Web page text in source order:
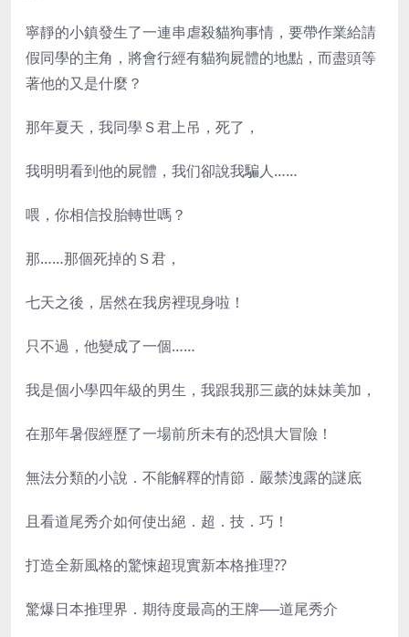
寧靜的小鎮發生了一連串虐殺貓狗事情，要帶作業給請
假同學的主角，將會行經有貓狗屍體的地點，而盡頭等
著他的又是什麼？
那年夏天，我同學Ｓ君上吊，死了，
我明明看到他的屍體，我们卻說我騙人……
喂，你相信投胎轉世嗎？
那……那個死掉的Ｓ君，
七天之後，居然在我房裡現身啦！
只不過，他變成了一個……
我是個小學四年級的男生，我跟我那三歲的妹妹美加，
在那年暑假經歷了一場前所未有的恐惧大冒險！
無法分類的小說．不能解釋的情節．嚴禁洩露的謎底
且看道尾秀介如何使出絕．超．技．巧！
打造全新風格的驚悚超現實新本格推理??
驚爆日本推理界．期待度最高的王牌──道尾秀介